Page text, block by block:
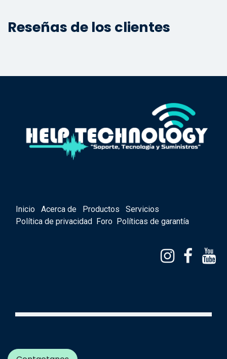
Reseñas de los clientes
Inicio Acerca de Productos
Servicios
Política de privacidad
Foro Políticas de garantía